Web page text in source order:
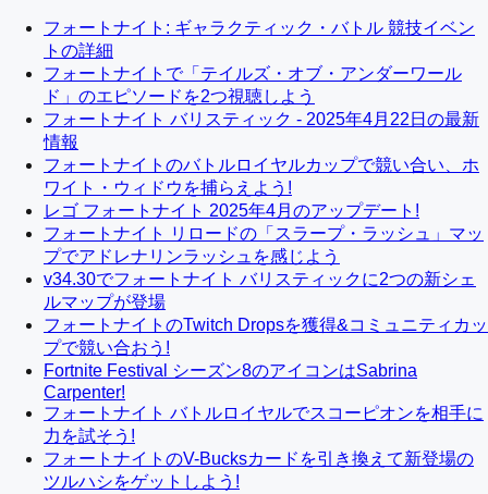
フォートナイト: ギャラクティック・バトル 競技イベン
トの詳細
フォートナイトで「テイルズ・オブ・アンダーワール
ド」のエピソードを2つ視聴しよう
フォートナイト バリスティック - 2025年4月22日の最新
情報
フォートナイトのバトルロイヤルカップで競い合い、ホ
ワイト・ウィドウを捕らえよう!
レゴ フォートナイト 2025年4月のアップデート!
フォートナイト リロードの「スラープ・ラッシュ」マッ
プでアドレナリンラッシュを感じよう
v34.30でフォートナイト バリスティックに2つの新シェ
ルマップが登場
フォートナイトのTwitch Dropsを獲得&コミュニティカッ
プで競い合おう!
Fortnite Festival シーズン8のアイコンはSabrina
Carpenter!
フォートナイト バトルロイヤルでスコーピオンを相手に
力を試そう!
フォートナイトのV-Bucksカードを引き換えて新登場の
ツルハシをゲットしよう!